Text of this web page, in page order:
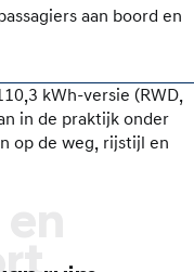
aan boord en
kWh-versie (RWD,
in de praktijk onder
op de weg, rijstijl en